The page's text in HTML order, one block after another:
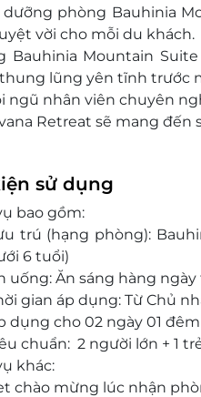
dưỡng phòng Bauhinia
vời cho mỗi du khách.
Bauhinia Mountain
lũng yên tĩnh trước
ngũ nhân viên chuyên
Retreat sẽ mang
sử dụng
bao gồm:
trú (hạng phòng):
6 tuổi)
uống: Ăn sáng hàng
gian áp dụng: Từ Chủ
dụng cho 02 ngày 01 đêm
chuẩn: 2 người lớn + 1
khác:
chào mừng lúc nhận